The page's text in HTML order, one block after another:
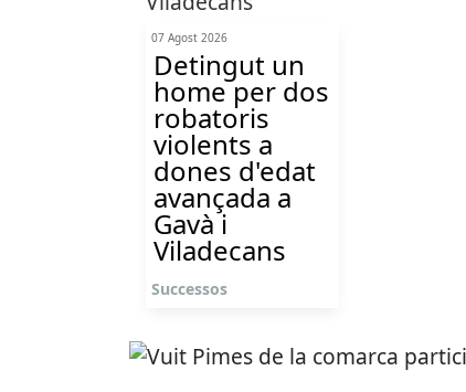
07 Agost 2026
Detingut un
home per dos
robatoris
violents a
dones d'edat
avançada a
Gavà i
Viladecans
Successos